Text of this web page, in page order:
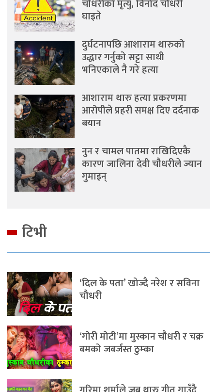
चौधरीको मृत्यु, विनोद चौधरी
घाइते
दुर्घटनापछि आशाराम थारुको
उद्धार गर्नुको सट्टा साथी
भनिएकाले नै गरे हत्या
आशाराम थारु हत्या प्रकरणमा
आरोपीले प्रहरी समक्ष दिए दर्दनाक
बयान
नुन र चामल पातमा राखिदिएकै
कारण जालिना देवी चौधरीले ज्यान
गुमाइन्
टिभी
‘दिल के पता’ खोज्दै नरेश र सविना
चौधरी
‘गोरी मोटी’मा मुस्कान चौधरी र चक्र
बमको जबर्जस्त ठुम्का